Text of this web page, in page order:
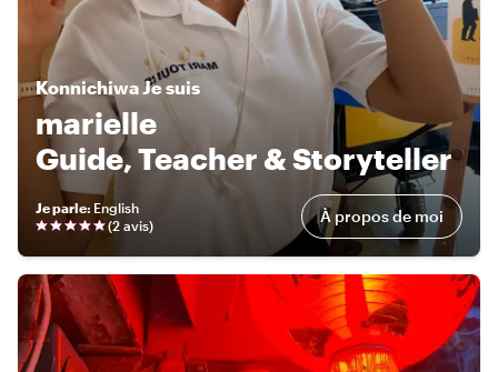
KonnichiwaJe suis
marielle
Guide, Teacher & Storyteller
Je parle: English
(2 avis) À propos de moi